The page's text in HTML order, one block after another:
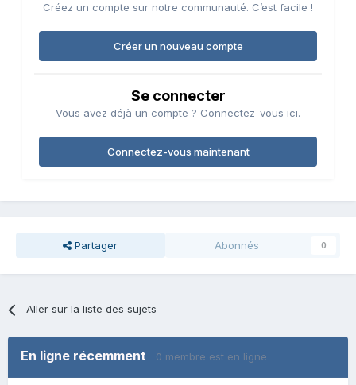
Créez un compte sur notre communauté. C’est facile !
Créer un nouveau compte
Se connecter
Vous avez déjà un compte ? Connectez-vous ici.
Connectez-vous maintenant
Partager Abonnés 0
Aller sur la liste des sujets
En ligne récemment 0 membre est en ligne